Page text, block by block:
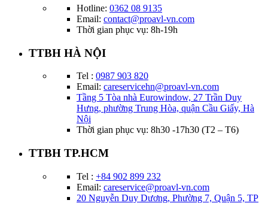
Hotline: 0362 08 9135
Email: contact@proavl-vn.com
Thời gian phục vụ: 8h-19h
TTBH HÀ NỘI
Tel : 0987 903 820
Email: careservicehn@proavl-vn.com
Tầng 5 Tòa nhà Eurowindow, 27 Trần Duy
Hưng, phường Trung Hòa, quận Cầu Giấy, Hà
Nội
Thời gian phục vụ: 8h30 -17h30 (T2 – T6)
TTBH TP.HCM
Tel : +84 902 899 232
Email: careservice@proavl-vn.com
20 Nguyễn Duy Dương, Phường 7, Quận 5, TP